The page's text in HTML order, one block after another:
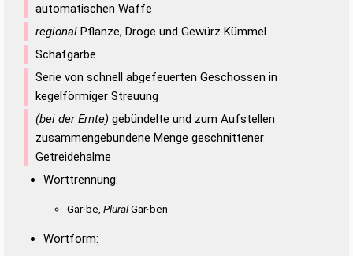
automatischen Waffe
regional Pflanze, Droge und Gewürz Kümmel
Schafgarbe
Serie von schnell abgefeuerten Geschossen in
kegelförmiger Streuung
(bei der Ernte) gebündelte und zum Aufstellen
zusammengebundene Menge geschnittener
Getreidehalme
Worttrennung:
Gar·be, PluralGar·ben
Wortform: